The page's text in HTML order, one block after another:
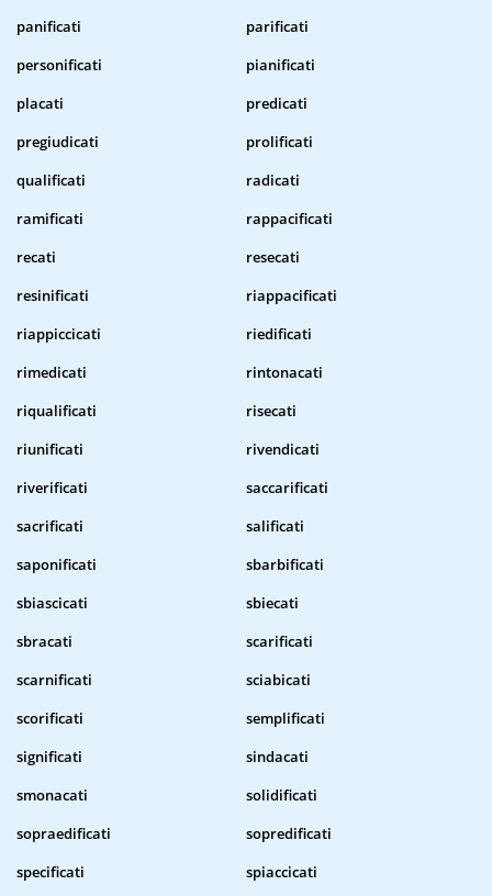
panificati
parificati
personificati
pianificati
placati
predicati
pregiudicati
prolificati
qualificati
radicati
ramificati
rappacificati
recati
resecati
resinificati
riappacificati
riappiccicati
riedificati
rimedicati
rintonacati
riqualificati
risecati
riunificati
rivendicati
riverificati
saccarificati
sacrificati
salificati
saponificati
sbarbificati
sbiascicati
sbiecati
sbracati
scarificati
scarnificati
sciabicati
scorificati
semplificati
significati
sindacati
smonacati
solidificati
sopraedificati
sopredificati
specificati
spiaccicati